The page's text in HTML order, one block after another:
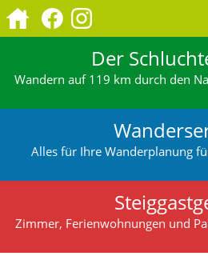
Der
Wandern auf 119 km durch den
Alles für Ihre Wanderplanung
Zimmer, Ferienwohnungen und